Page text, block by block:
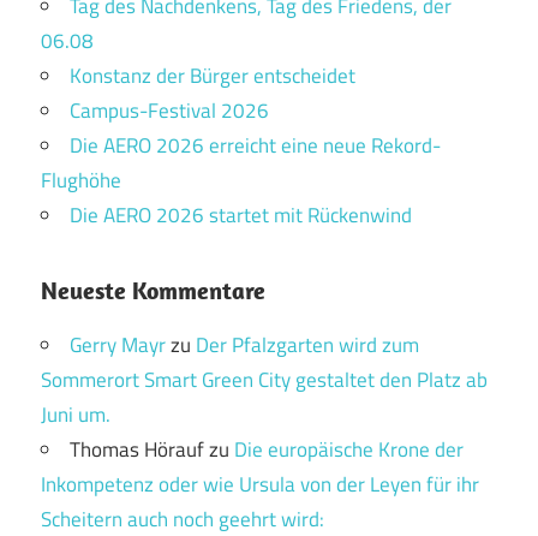
06.08
Konstanz der Bürger entscheidet
Campus-Festival 2026
Die AERO 2026 erreicht eine neue Rekord-
Flughöhe
Die AERO 2026 startet mit Rückenwind
Neueste Kommentare
Gerry Mayrzu Der Pfalzgarten wird zum
Sommerort Smart Green City gestaltet den Platz ab
Juni um.
Thomas Höraufzu Die europäische Krone der
Inkompetenz oder wie Ursula von der Leyen für ihr
Scheitern auch noch geehrt wird: